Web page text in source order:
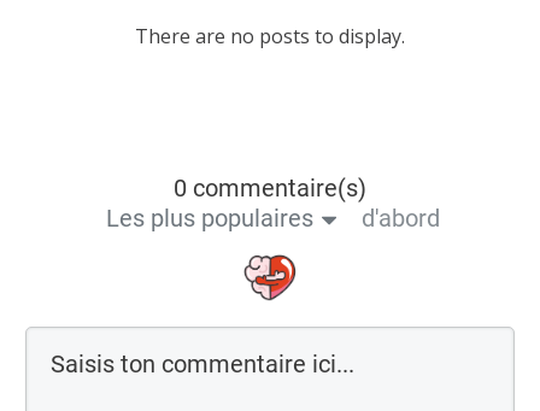
0 commentaire(s)
Les plus populaires
d'abord